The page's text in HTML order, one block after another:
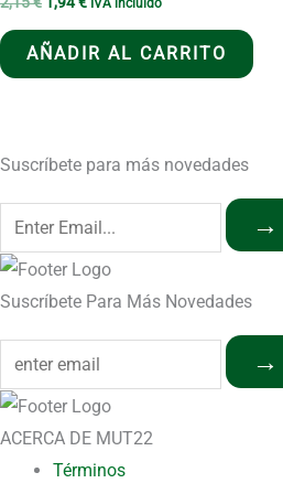
original
era:
2,15 €.
actual
es:
1,94 €.
AÑADIR AL CARRITO
Suscríbete para más novedades
→
Suscríbete Para Más Novedades
→
ACERCA DE MUT22
Términos